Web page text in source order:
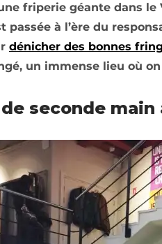
friperie géante dans
passée à l’ère du
dénicher des bonnes
un immense lieu où
seconde